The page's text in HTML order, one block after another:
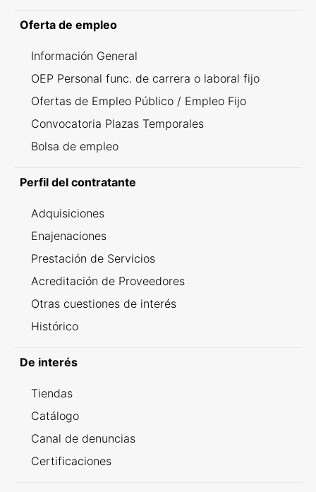
Oferta de empleo
Información General
OEP Personal func. de carrera o laboral fijo
Ofertas de Empleo Público / Empleo Fijo
Convocatoria Plazas Temporales
Bolsa de empleo
Perfil del contratante
Adquisiciones
Enajenaciones
Prestación de Servicios
Acreditación de Proveedores
Otras cuestiones de interés
Histórico
De interés
Tiendas
Catálogo
Canal de denuncias
Certificaciones